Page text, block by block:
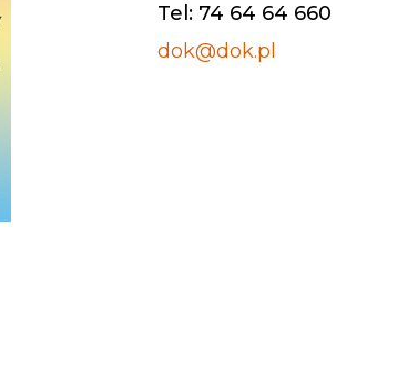
Tel: 74 64 64 660
dok@dok.pl